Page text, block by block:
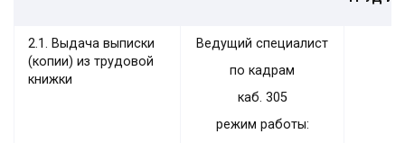
2.1. Выдача выписки
(копии) из трудовой
книжки
Ведущий специалист
по кадрам
каб. 305
режим работы: